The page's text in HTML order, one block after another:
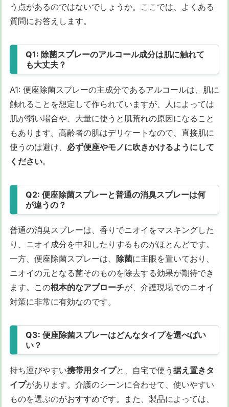
う点があるのではないでしょうか。ここでは、よくある
質問にお答えします。
Q1: 除菌スプレーのアルコール成分は肌に触れて
も大丈夫？
A1: 便座除菌スプレーの主成分であるアルコールは、肌に
触れることを想定して作られていますが、人によっては
肌が弱い場合や、大量に使うと肌荒れの原因になること
もあります。高齢者の肌はデリケートなので、直接肌に
使うのは避け、 必ず便座やモノに吹きかけるようにして
ください。
Q2: 便座除菌スプレーと普通の消臭スプレーは何
が違うの？
普通の消臭スプレーは、香りでニオイをマスキングした
り、ニオイ成分を中和したりするものがほとんどです。
一方、便座除菌スプレーは、 除菌に主眼を置いており、
ニオイの元となる菌そのものを除去する効果が期待でき
ます。この根本的なアプローチが、介護現場でのニオイ
対策に非常に有効なのです。
Q3: 便座除菌スプレーはどんなタイプを選べばい
い？
持ち運びやすい携帯用タイプと、自宅で使う 据え置きタ
イプがあります。介護のシーンに合わせて、使いやすい
ものを選ぶのがおすすめです。また、製品によっては、